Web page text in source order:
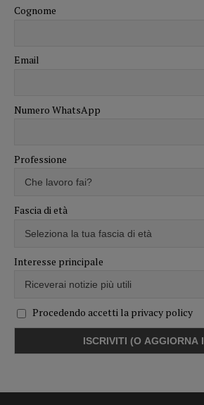
Cognome
Email
Numero WhatsApp
Professione
Fascia di età
Interesse principale
Procedendo accetti la privacy policy